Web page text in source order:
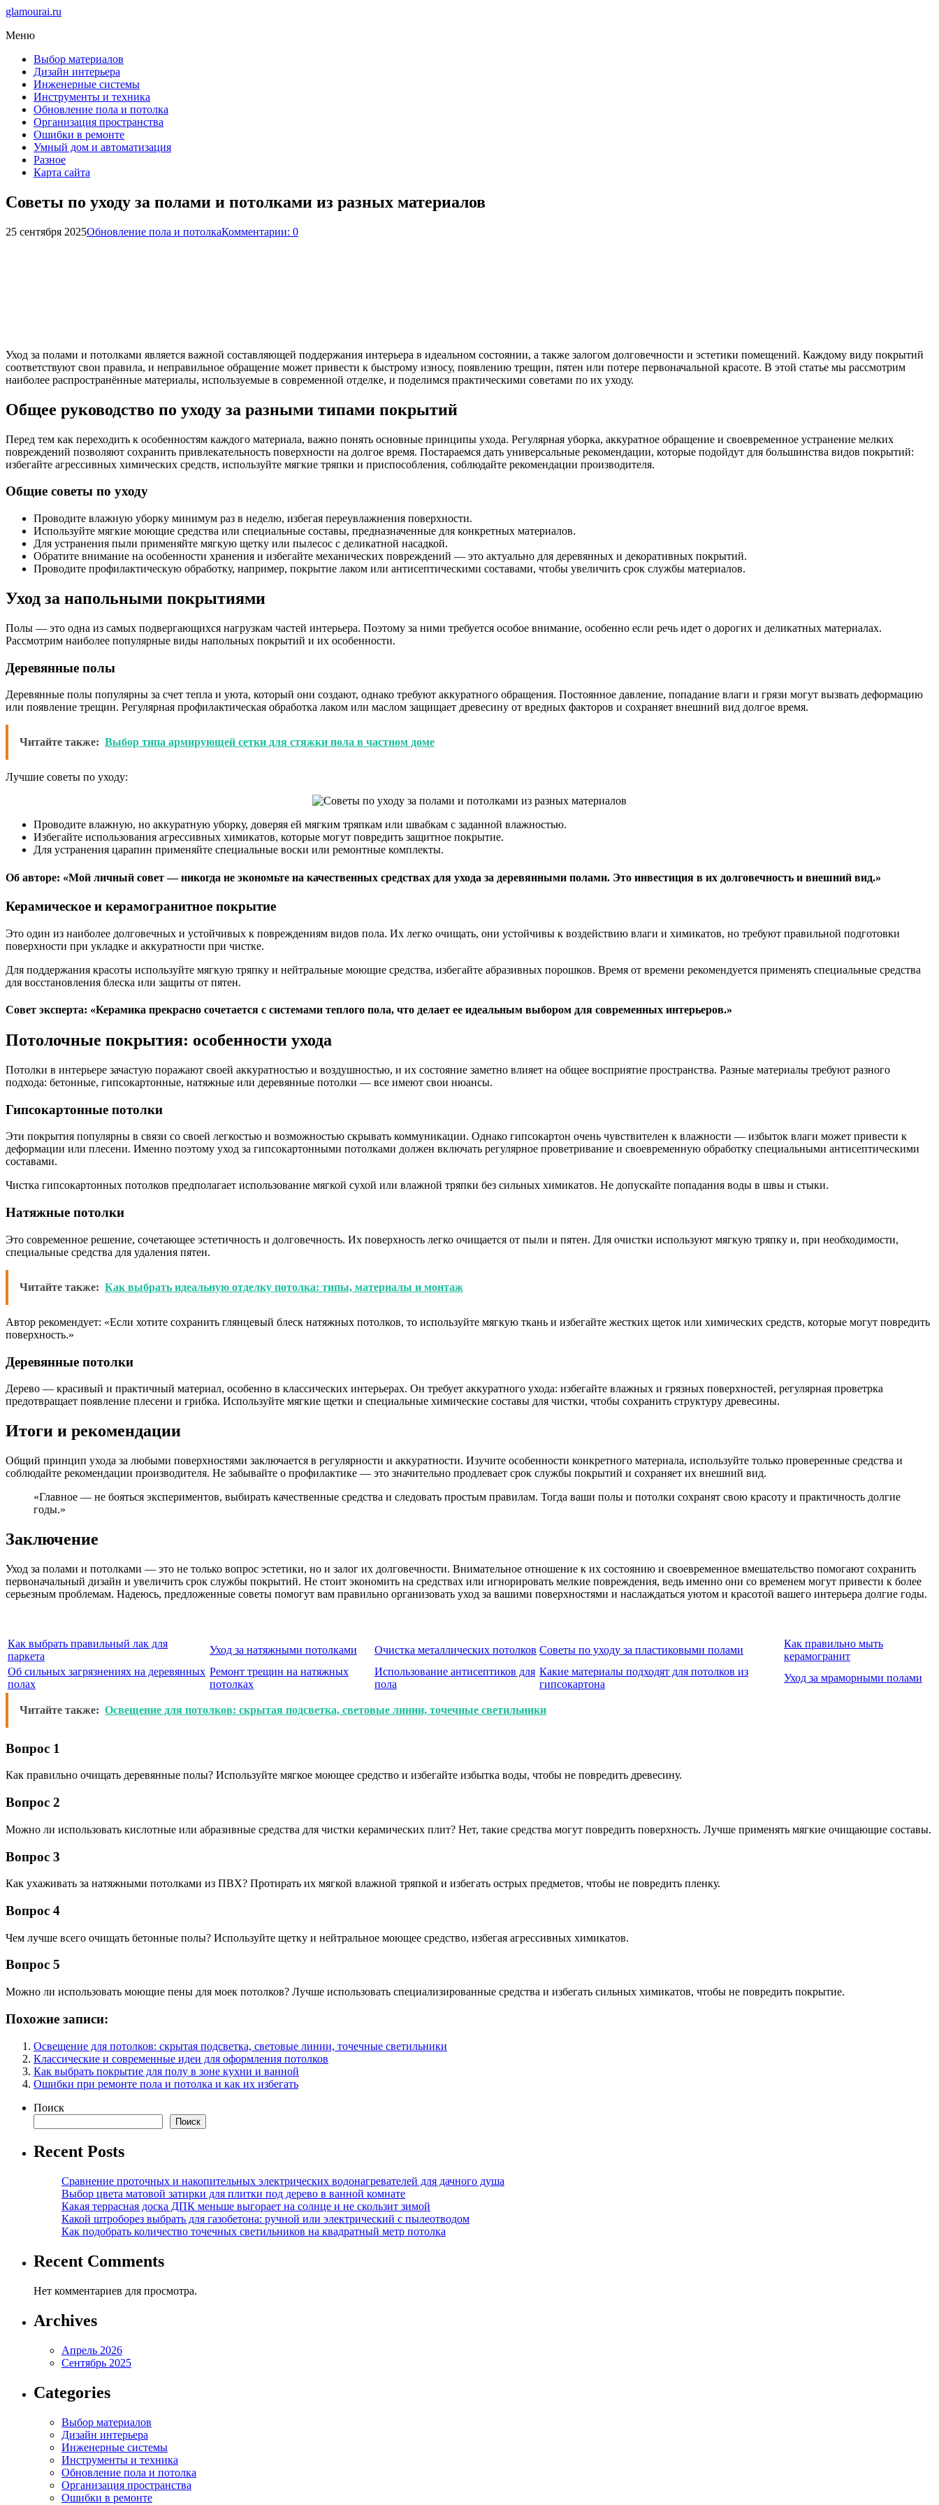
glamourai.ru
Меню
Выбор материалов
Дизайн интерьера
Инженерные системы
Инструменты и техника
Обновление пола и потолка
Организация пространства
Ошибки в ремонте
Умный дом и автоматизация
Разное
Карта сайта
Советы по уходу за полами и потолками из разных материалов
25 сентября 2025Обновление пола и потолкаКомментарии: 0
Уход за полами и потолками является важной составляющей поддержания интерьера в идеальном состоянии, а также залогом долговечности и эстетики помещений. Каждому виду покрытий
соответствуют свои правила, и неправильное обращение может привести к быстрому износу, появлению трещин, пятен или потере первоначальной красоте. В этой статье мы рассмотрим
наиболее распространённые материалы, используемые в современной отделке, и поделимся практическими советами по их уходу.
Общее руководство по уходу за разными типами покрытий
Перед тем как переходить к особенностям каждого материала, важно понять основные принципы ухода. Регулярная уборка, аккуратное обращение и своевременное устранение мелких
повреждений позволяют сохранить привлекательность поверхности на долгое время. Постараемся дать универсальные рекомендации, которые подойдут для большинства видов покрытий:
избегайте агрессивных химических средств, используйте мягкие тряпки и приспособления, соблюдайте рекомендации производителя.
Общие советы по уходу
Проводите влажную уборку минимум раз в неделю, избегая переувлажнения поверхности.
Используйте мягкие моющие средства или специальные составы, предназначенные для конкретных материалов.
Для устранения пыли применяйте мягкую щетку или пылесос с деликатной насадкой.
Обратите внимание на особенности хранения и избегайте механических повреждений — это актуально для деревянных и декоративных покрытий.
Проводите профилактическую обработку, например, покрытие лаком или антисептическими составами, чтобы увеличить срок службы материалов.
Уход за напольными покрытиями
Полы — это одна из самых подвергающихся нагрузкам частей интерьера. Поэтому за ними требуется особое внимание, особенно если речь идет о дорогих и деликатных материалах.
Рассмотрим наиболее популярные виды напольных покрытий и их особенности.
Деревянные полы
Деревянные полы популярны за счет тепла и уюта, который они создают, однако требуют аккуратного обращения. Постоянное давление, попадание влаги и грязи могут вызвать деформацию
или появление трещин. Регулярная профилактическая обработка лаком или маслом защищает древесину от вредных факторов и сохраняет внешний вид долгое время.
Читайте также: Выбор типа армирующей сетки для стяжки пола в частном доме
Лучшие советы по уходу:
Проводите влажную, но аккуратную уборку, доверяя ей мягким тряпкам или швабкам с заданной влажностью.
Избегайте использования агрессивных химикатов, которые могут повредить защитное покрытие.
Для устранения царапин применяйте специальные воски или ремонтные комплекты.
Об авторе: «Мой личный совет — никогда не экономьте на качественных средствах для ухода за деревянными полами. Это инвестиция в их долговечность и внешний вид.»
Керамическое и керамогранитное покрытие
Это один из наиболее долговечных и устойчивых к повреждениям видов пола. Их легко очищать, они устойчивы к воздействию влаги и химикатов, но требуют правильной подготовки
поверхности при укладке и аккуратности при чистке.
Для поддержания красоты используйте мягкую тряпку и нейтральные моющие средства, избегайте абразивных порошков. Время от времени рекомендуется применять специальные средства
для восстановления блеска или защиты от пятен.
Совет эксперта: «Керамика прекрасно сочетается с системами теплого пола, что делает ее идеальным выбором для современных интерьеров.»
Потолочные покрытия: особенности ухода
Потолки в интерьере зачастую поражают своей аккуратностью и воздушностью, и их состояние заметно влияет на общее восприятие пространства. Разные материалы требуют разного
подхода: бетонные, гипсокартонные, натяжные или деревянные потолки — все имеют свои нюансы.
Гипсокартонные потолки
Эти покрытия популярны в связи со своей легкостью и возможностью скрывать коммуникации. Однако гипсокартон очень чувствителен к влажности — избыток влаги может привести к
деформации или плесени. Именно поэтому уход за гипсокартонными потолками должен включать регулярное проветривание и своевременную обработку специальными антисептическими
составами.
Чистка гипсокартонных потолков предполагает использование мягкой сухой или влажной тряпки без сильных химикатов. Не допускайте попадания воды в швы и стыки.
Натяжные потолки
Это современное решение, сочетающее эстетичность и долговечность. Их поверхность легко очищается от пыли и пятен. Для очистки используют мягкую тряпку и, при необходимости,
специальные средства для удаления пятен.
Читайте также: Как выбрать идеальную отделку потолка: типы, материалы и монтаж
Автор рекомендует: «Если хотите сохранить глянцевый блеск натяжных потолков, то используйте мягкую ткань и избегайте жестких щеток или химических средств, которые могут повредить
поверхность.»
Деревянные потолки
Дерево — красивый и практичный материал, особенно в классических интерьерах. Он требует аккуратного ухода: избегайте влажных и грязных поверхностей, регулярная проветрка
предотвращает появление плесени и грибка. Используйте мягкие щетки и специальные химические составы для чистки, чтобы сохранить структуру древесины.
Итоги и рекомендации
Общий принцип ухода за любыми поверхностями заключается в регулярности и аккуратности. Изучите особенности конкретного материала, используйте только проверенные средства и
соблюдайте рекомендации производителя. Не забывайте о профилактике — это значительно продлевает срок службы покрытий и сохраняет их внешний вид.
«Главное — не бояться экспериментов, выбирать качественные средства и следовать простым правилам. Тогда ваши полы и потолки сохранят свою красоту и практичность долгие
годы.»
Заключение
Уход за полами и потолками — это не только вопрос эстетики, но и залог их долговечности. Внимательное отношение к их состоянию и своевременное вмешательство помогают сохранить
первоначальный дизайн и увеличить срок службы покрытий. Не стоит экономить на средствах или игнорировать мелкие повреждения, ведь именно они со временем могут привести к более
серьезным проблемам. Надеюсь, предложенные советы помогут вам правильно организовать уход за вашими поверхностями и наслаждаться уютом и красотой вашего интерьера долгие годы.
Как выбрать правильный лак для
паркета
Уход за натяжными потолками Очистка металлических потолков Советы по уходу за пластиковыми полами
Как правильно мыть
керамогранит
Об сильных загрязнениях на деревянных
полах
Ремонт трещин на натяжных
потолках
Использование антисептиков для
пола
Какие материалы подходят для потолков из
гипсокартона
Уход за мраморными полами
Читайте также: Освещение для потолков: скрытая подсветка, световые линии, точечные светильники
Вопрос 1
Как правильно очищать деревянные полы? Используйте мягкое моющее средство и избегайте избытка воды, чтобы не повредить древесину.
Вопрос 2
Можно ли использовать кислотные или абразивные средства для чистки керамических плит? Нет, такие средства могут повредить поверхность. Лучше применять мягкие очищающие составы.
Вопрос 3
Как ухаживать за натяжными потолками из ПВХ? Протирать их мягкой влажной тряпкой и избегать острых предметов, чтобы не повредить пленку.
Вопрос 4
Чем лучше всего очищать бетонные полы? Используйте щетку и нейтральное моющее средство, избегая агрессивных химикатов.
Вопрос 5
Можно ли использовать моющие пены для моек потолков? Лучше использовать специализированные средства и избегать сильных химикатов, чтобы не повредить покрытие.
Похожие записи:
Освещение для потолков: скрытая подсветка, световые линии, точечные светильники
Классические и современные идеи для оформления потолков
Как выбрать покрытие для полу в зоне кухни и ванной
Ошибки при ремонте пола и потолка и как их избегать
Поиск
Поиск
Recent Posts
Сравнение проточных и накопительных электрических водонагревателей для дачного душа
Выбор цвета матовой затирки для плитки под дерево в ванной комнате
Какая террасная доска ДПК меньше выгорает на солнце и не скользит зимой
Какой штроборез выбрать для газобетона: ручной или электрический с пылеотводом
Как подобрать количество точечных светильников на квадратный метр потолка
Recent Comments
Нет комментариев для просмотра.
Archives
Апрель 2026
Сентябрь 2025
Categories
Выбор материалов
Дизайн интерьера
Инженерные системы
Инструменты и техника
Обновление пола и потолка
Организация пространства
Ошибки в ремонте